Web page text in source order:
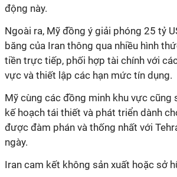
động này.
Ngoài ra, Mỹ đồng ý giải phóng 25 tỷ
băng của Iran thông qua nhiều hình
tiền trực tiếp, phối hợp tài chính với
vực và thiết lập các hạn mức tín dụng.
Mỹ cùng các đồng minh khu vực cũng
kế hoạch tái thiết và phát triển dành
được đàm phán và thống nhất với
ngày.
Iran cam kết không sản xuất hoặc sở